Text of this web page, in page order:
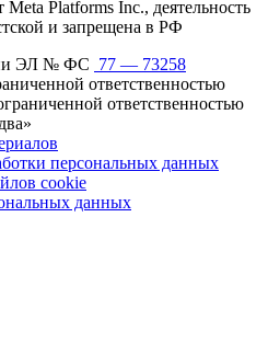
Platforms Inc., деятельность
и запрещена в РФ
ЭЛ № ФС 77 — 73258
ответственностью
ответственностью
персональных данных
cookie
данных